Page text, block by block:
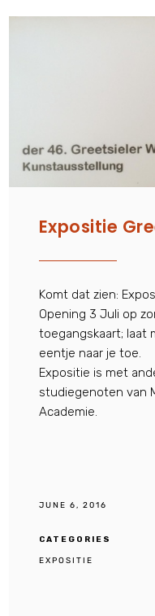
Expositie
Komt dat zien:
Opening 3 Juli op
toegangskaart; laat
eentje naar je toe.
Expositie is met
studiegenoten van
Academie.
JUNE 6, 2016
CATEGORIES
EXPOSITIE